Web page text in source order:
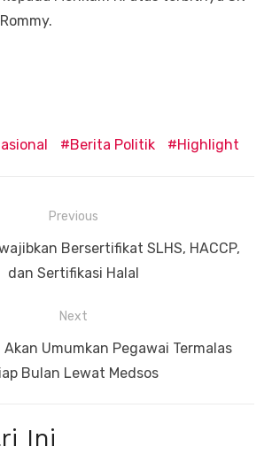
Berita Politik Highlight
Previous
Bersertifikat SLHS, HACCP,
dan Sertifikasi Halal
Next
Umumkan Pegawai Termalas
Bulan Lewat Medsos
Ini